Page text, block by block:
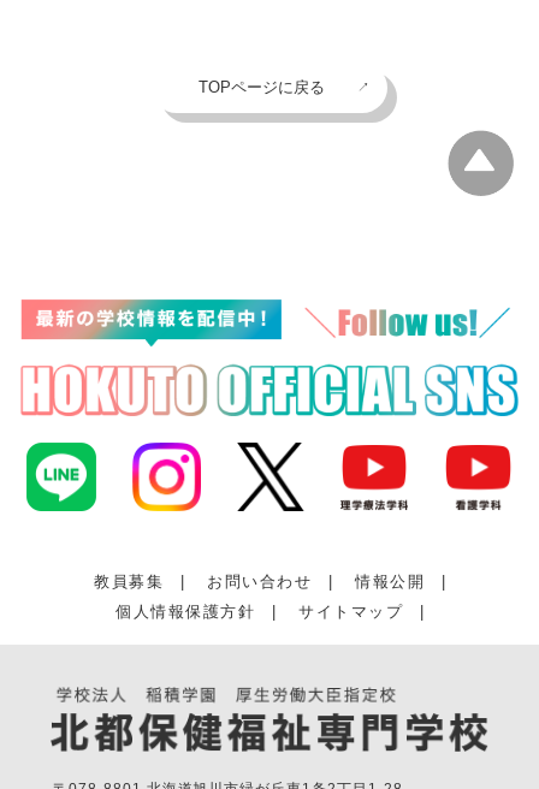
TOPページに戻る
教員募集 お問い合わせ 情報公開
個人情報保護方針
サイトマップ